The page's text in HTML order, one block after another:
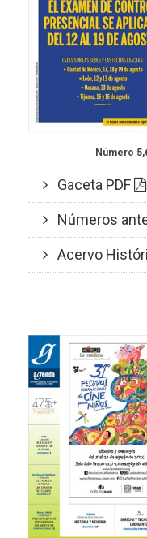
Número
Gaceta PDF
Números
Acervo